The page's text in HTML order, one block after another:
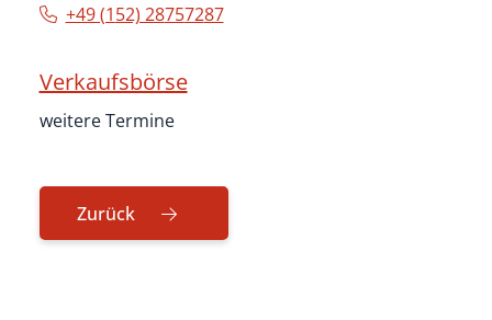
+49 (152) 28757287
Verkaufsbörse
weitere Termine
Zurück